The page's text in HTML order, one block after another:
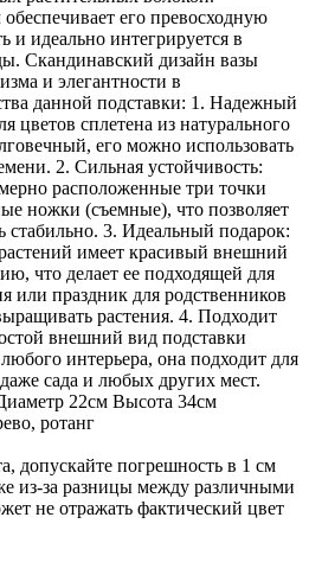
его превосходную
и идеально интегрируется в
Скандинавский дизайн вазы
и элегантности в
данной подставки: 1. Надежный
цветов сплетена из натурального
его можно использовать
2. Сильная устойчивость:
расположенные три точки
ножки (съемные), что позволяет
стабильно. 3. Идеальный подарок:
имеет красивый внешний
что делает ее подходящей для
или праздник для родственников
растения. 4. Подходит
внешний вид подставки
интерьера, она подходит для
сада и любых других мест.
22см Высота 34см
ротанг
погрешность в 1 см
из-за разницы между различными
не отражать фактический цвет